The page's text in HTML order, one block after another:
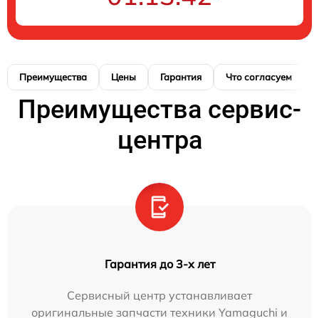
Преимущества Цены Гарантия Что согласуем
Преимущества сервис-
центра
Гарантия до 3-х лет
Сервисный центр устанавливает
оригинальные запчасти техники Yamaguchi и